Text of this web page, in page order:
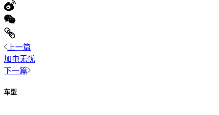
上一篇
加电无忧
下一篇
车型